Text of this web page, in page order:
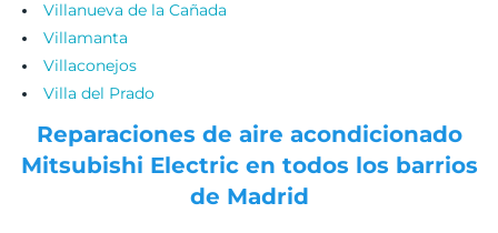
Villanueva de la Cañada
Villamanta
Villaconejos
Villa del Prado
Reparaciones de aire acondicionado
Mitsubishi Electric en todos los barrios
de Madrid